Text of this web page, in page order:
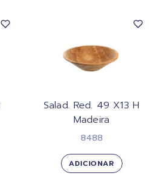
Salad. Red. 49 X13 H
Madeira
8488
ADICIONAR